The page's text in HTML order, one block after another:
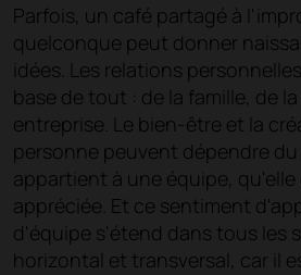
Parfois, un café partagé à
quelconque peut donner
idées. Les relations
base de tout : de la famille, de
entreprise. Le bien-être et la
personne peuvent dépendre
appartient à une équipe,
appréciée. Et ce sentiment
d'équipe s'étend dans tous les
horizontal et transversal, car il